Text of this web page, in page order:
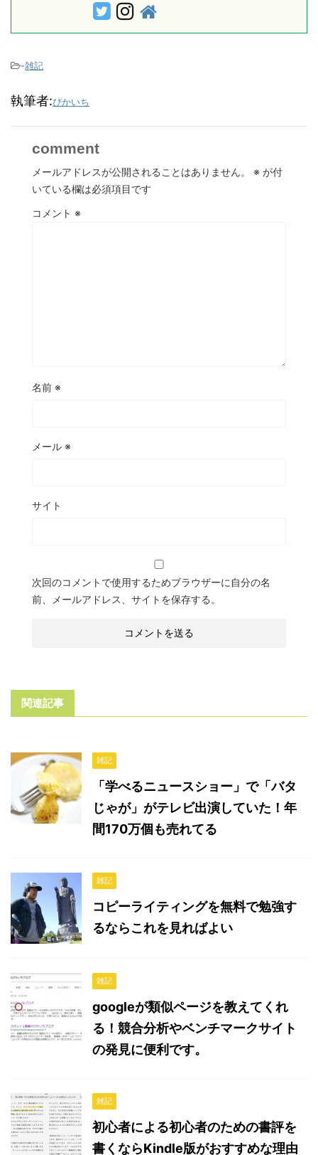
-雑記
執筆者:ぴかいち
comment
メールアドレスが公開されることはありません。 ※ が付
いている欄は必須項目です
コメント ※
名前 ※
メール ※
サイト
次回のコメントで使用するためブラウザーに自分の名
前、メールアドレス、サイトを保存する。
関連記事
雑記
「学べるニュースショー」で「バタ
じゃが」がテレビ出演していた！年
間170万個も売れてる
雑記
コピーライティングを無料で勉強す
るならこれを見ればよい
雑記
googleが類似ページを教えてくれ
る！競合分析やベンチマークサイト
の発見に便利です。
雑記
初心者による初心者のための書評を
書くならKindle版がおすすめな理由